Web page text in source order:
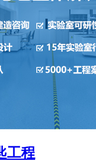
工程